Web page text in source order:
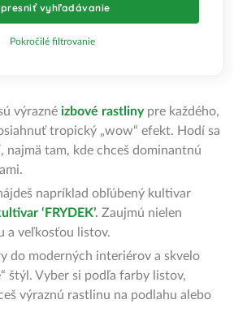
vyhľadávanie
Pokročilé filtrovanie
výrazné izbové rastliny pre každého,
tropický „wow“ efekt. Hodí sa
najmä tam, kde chceš dominantnú
napríklad obľúbený kultivar
‘FRYDEK’. Zaujmú nielen
a veľkosťou listov.
do moderných interiérov a skvelo
štýl. Vyber si podľa farby listov,
výraznú rastlinu na podlahu alebo